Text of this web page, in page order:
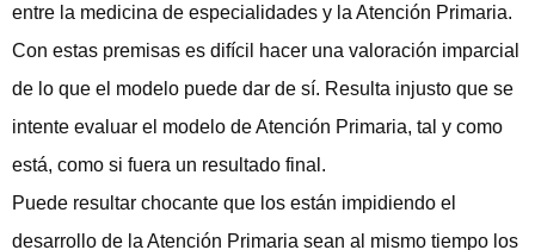
entre la medicina de especialidades y la Atención Primaria.
Con estas premisas es difícil hacer una valoración imparcial
de lo que el modelo puede dar de sí. Resulta injusto que se
intente evaluar el modelo de Atención Primaria, tal y como
está, como si fuera un resultado final.
Puede resultar chocante que los están impidiendo el
desarrollo de la Atención Primaria sean al mismo tiempo los